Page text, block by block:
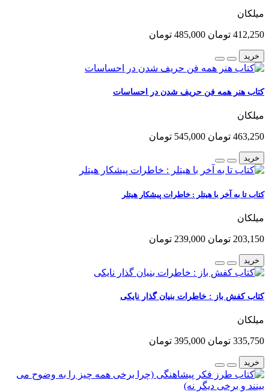
میلکان
412,250 تومان 485,000 تومان
خرید
کتاب هنر همه فن حریف شدن در احساسات
میلکان
463,250 تومان 545,000 تومان
خرید
کتاب تا به آخر با هیتلر : خاطرات پیشکار هیتلر
میلکان
203,150 تومان 239,000 تومان
خرید
کتاب کفش باز : خاطرات بنیان گذار نایکی
میلکان
335,750 تومان 395,000 تومان
خرید